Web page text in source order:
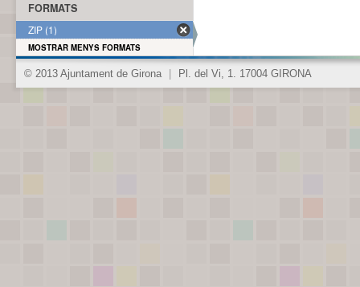
FORMATS
ZIP (1)
MOSTRAR MENYS FORMATS
© 2013 Ajuntament de Girona Pl. del Vi, 1. 17004 GIRONA